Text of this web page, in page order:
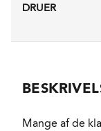
DRUER
Mange af de